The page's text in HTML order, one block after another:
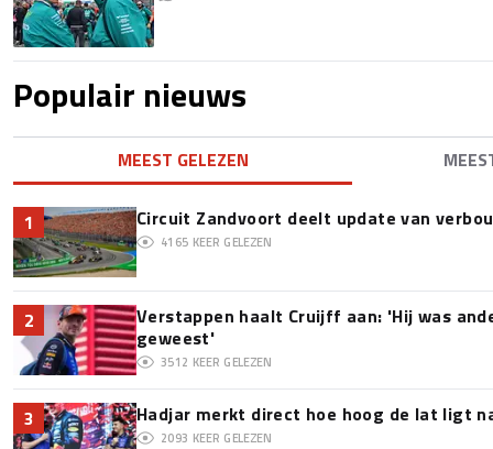
Populair nieuws
MEEST GELEZEN
1 Circuit Zandvoort deelt update van
4165 KEER GELEZEN
2
Verstappen haalt Cruijff aan: 'Hij was
geweest'
3512 KEER GELEZEN
3 Hadjar merkt direct hoe hoog de lat ligt
2093 KEER GELEZEN